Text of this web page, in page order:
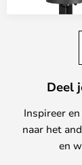
Deel
Inspireer
naar het
en